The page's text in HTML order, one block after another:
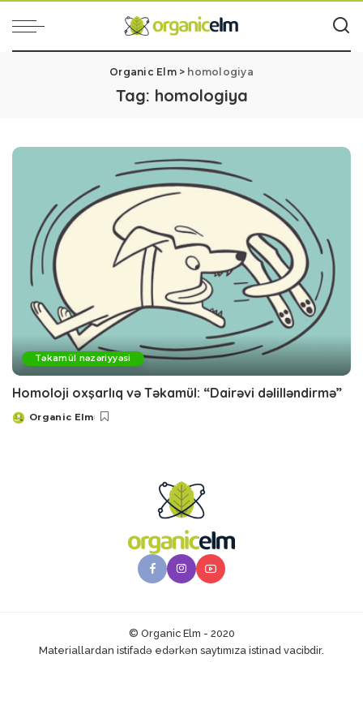
Organic Elm> homologiya
Tag: homologiya
Təkamül nəzəriyyəsi
Homoloji oxşarlıq və Təkamül: “Dairəvi dəlilləndirmə”
Posted
Organic Elm
© Organic Elm - 2020
Materiallardan istifadə edərkən saytımıza istinad vacibdir.